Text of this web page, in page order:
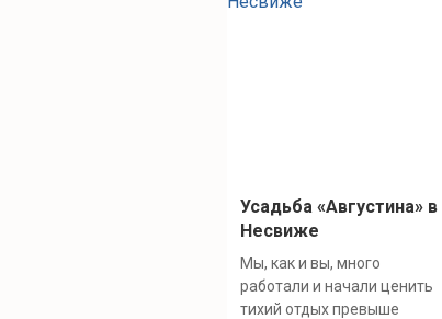
Усадьба «Августина» в
Несвиже
Мы, как и вы, много
работали и начали ценить
тихий отдых превыше